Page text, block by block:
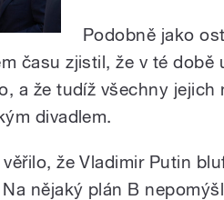
Podobně jako
času zjistil, že v té době
a že tudíž všechny jejich
divadlem.
že Vladimir Putin
nějaký plán B